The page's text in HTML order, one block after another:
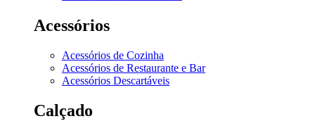
Acessórios
Acessórios de Cozinha
Acessórios de Restaurante e Bar
Acessórios Descartáveis
Calçado